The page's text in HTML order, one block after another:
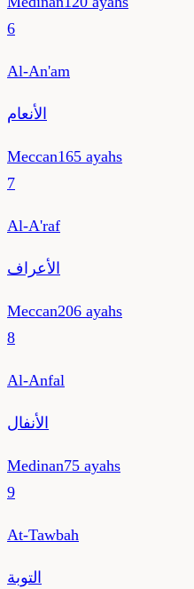
6
Al-An'am
الأنعام
Meccan165 ayahs
7
Al-A'raf
الأعراف
Meccan206 ayahs
8
Al-Anfal
الأنفال
Medinan75 ayahs
9
At-Tawbah
التوبة